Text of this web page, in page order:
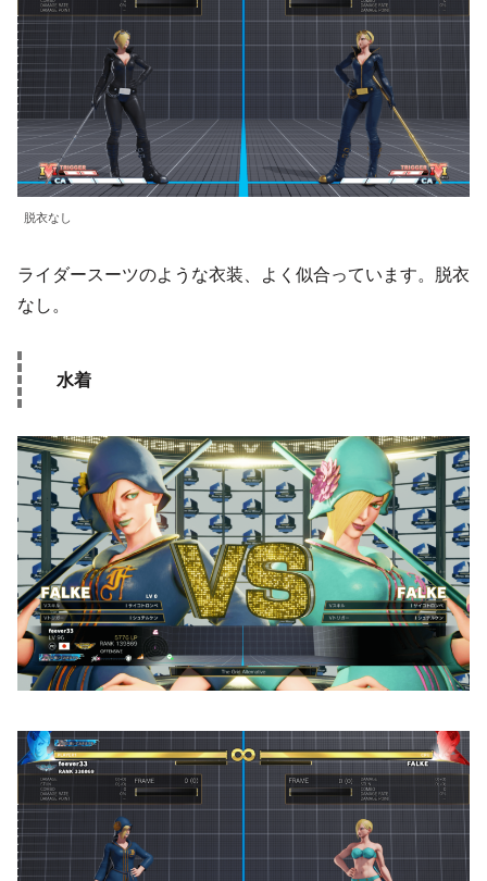
脱衣なし
ライダースーツのような衣装、よく似合っています。脱衣
なし。
水着